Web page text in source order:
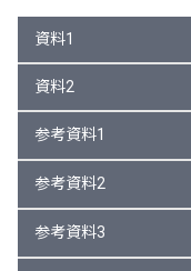
資料1
資料2
参考資料1
参考資料2
参考資料3